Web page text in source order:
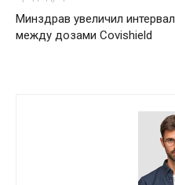
Минздрав увеличил интервал
между дозами Covishield